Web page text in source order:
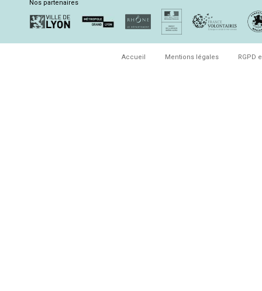
Nos partenaires
Accueil Mentions légales RGPD